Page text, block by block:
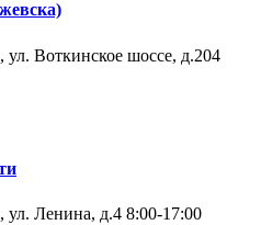
ул. Воткинское шоссе, д.204
ул. Ленина, д.4 8:00-17:00